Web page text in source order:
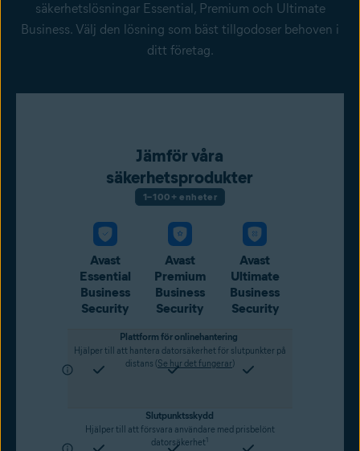
säkerhetslösningar Essential, Premium och Ultimate
Business. Välj den lösning som bäst tillgodoser behoven i
ditt företag.
Jämför våra
säkerhetsprodukter
1–100+ enheter
Avast
Essential
Business
Security
Avast
Premium
Business
Security
Avast
Ultimate
Business
Security
Plattform för onlinehantering
Hjälper till att hantera datorsäkerhet för slutpunkter på
distans (Se hur det fungerar)
Slutpunktsskydd
Hjälper till att försvara användare med prisbelönt
datorsäkerhet1